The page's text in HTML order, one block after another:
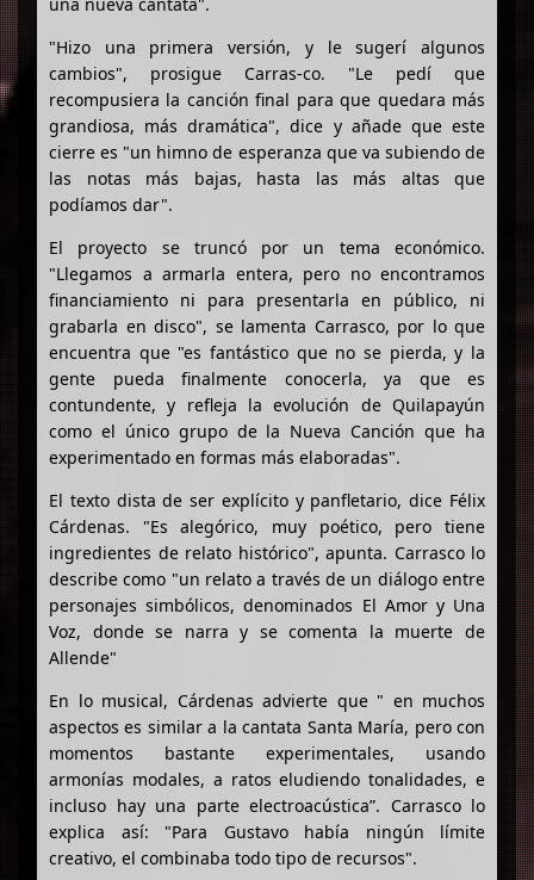
"Hizo una primera versión, y le sugerí algunos
cambios", prosigue Carras-co. "Le pedí que
recompusiera la canción final para que quedara más
grandiosa, más dramática", dice y añade que este
cierre es "un himno de esperanza que va subiendo de
las notas más bajas, hasta las más altas que
podíamos dar".
El proyecto se truncó por un tema económico.
"Llegamos a armarla entera, pero no encontramos
financiamiento ni para presentarla en público, ni
grabarla en disco", se lamenta Carrasco, por lo que
encuentra que "es fantástico que no se pierda, y la
gente pueda finalmente conocerla, ya que es
contundente, y refleja la evolución de Quilapayún
como el único grupo de la Nueva Canción que ha
experimentado en formas más elaboradas".
El texto dista de ser explícito y panfletario, dice Félix
Cárdenas. "Es alegórico, muy poético, pero tiene
ingredientes de relato histórico", apunta. Carrasco lo
describe como "un relato a través de un diálogo entre
personajes simbólicos, denominados El Amor y Una
Voz, donde se narra y se comenta la muerte de
Allende"
En lo musical, Cárdenas advierte que " en muchos
aspectos es similar a la cantata Santa María, pero con
momentos bastante experimentales, usando
armonías modales, a ratos eludiendo tonalidades, e
incluso hay una parte electroacústica”. Carrasco lo
explica así: "Para Gustavo había ningún límite
creativo, el combinaba todo tipo de recursos".